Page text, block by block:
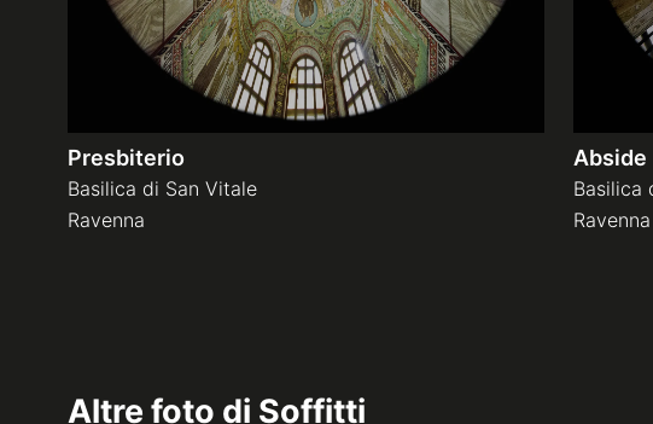
Presbiterio
Basilica di San Vitale
Ravenna
Abside
Basilica
Ravenna
Altre foto di Soffitti